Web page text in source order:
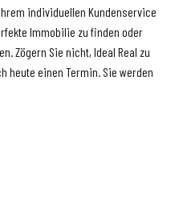
individuellen Kundenservice
Immobilie zu finden oder
Zögern Sie nicht, Ideal Real zu
heute einen Termin. Sie werden